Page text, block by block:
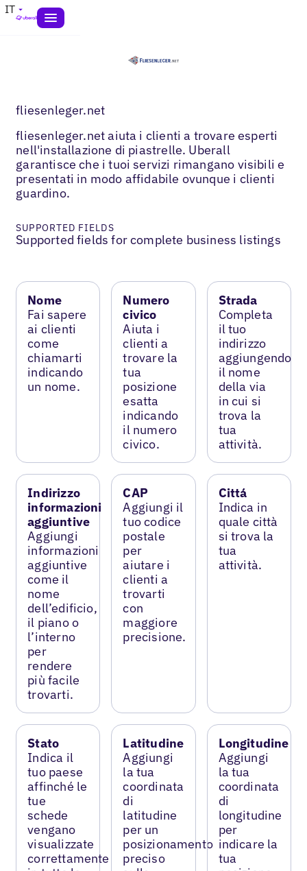
IT
fliesenleger.net
fliesenleger.net aiuta i clienti a trovare esperti
nell'installazione di piastrelle. Uberall
garantisce che i tuoi servizi rimangano visibili e
presentati in modo affidabile ovunque i clienti
guardino.
SUPPORTED FIELDS
Supported fields for complete business listings
Nome
Fai sapere
ai clienti
come
chiamarti
indicando
un nome.
Numero
civico
Aiuta i
clienti a
trovare la
tua
posizione
esatta
indicando
il numero
civico.
Strada
Completa
il tuo
indirizzo
aggiungendo
il nome
della via
in cui si
trova la
tua
attività.
Indirizzo
informazioni
aggiuntive
Aggiungi
informazioni
aggiuntive
come il
nome
dell’edificio,
il piano o
l’interno
per
rendere
più facile
trovarti.
CAP
Aggiungi il
tuo codice
postale
per
aiutare i
clienti a
trovarti
con
maggiore
precisione.
Cittá
Indica in
quale città
si trova la
tua
attività.
Stato
Indica il
tuo paese
affinché le
tue
schede
vengano
visualizzate
correttamente
Latitudine
Aggiungi
la tua
coordinata
di
latitudine
per un
posizionamento
preciso
Longitudine
Aggiungi
la tua
coordinata
di
longitudine
per
indicare la
tua